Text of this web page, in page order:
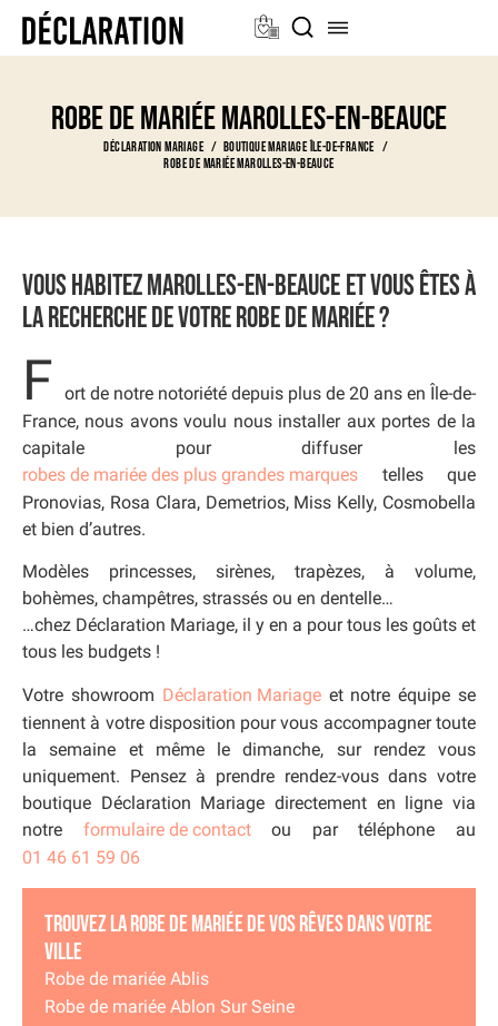
Robe de mariée Marolles-en-beauce
Déclaration Mariage
Boutique Mariage Île-de-France
Robe de mariée Marolles-en-beauce
Vous habitez Marolles-en-beauce et vous êtes à
la recherche de votre robe de mariée ?
F ort de notre notoriété depuis plus de 20 ans en Île-de-
France, nous avons voulu nous installer aux portes de la
capitale pour diffuser les
robes de mariée des plus grandes marques telles que
Pronovias, Rosa Clara, Demetrios, Miss Kelly, Cosmobella
et bien d’autres.
Modèles princesses, sirènes, trapèzes, à volume,
bohèmes, champêtres, strassés ou en dentelle…
…chez Déclaration Mariage, il y en a pour tous les goûts et
tous les budgets !
Votre showroom Déclaration Mariageet notre équipe se
tiennent à votre disposition pour vous accompagner toute
la semaine et même le dimanche, sur rendez vous
uniquement. Pensez à prendre rendez-vous dans votre
boutique Déclaration Mariage directement en ligne via
notre formulaire de contactou par téléphone au
01 46 61 59 06
Trouvez la robe de mariée de vos rêves dans votre
ville
Robe de mariée Ablis
Robe de mariée Ablon Sur Seine